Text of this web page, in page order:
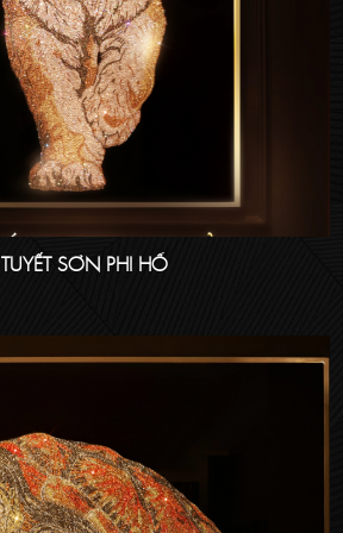
TUYẾT SƠN PHI HỔ